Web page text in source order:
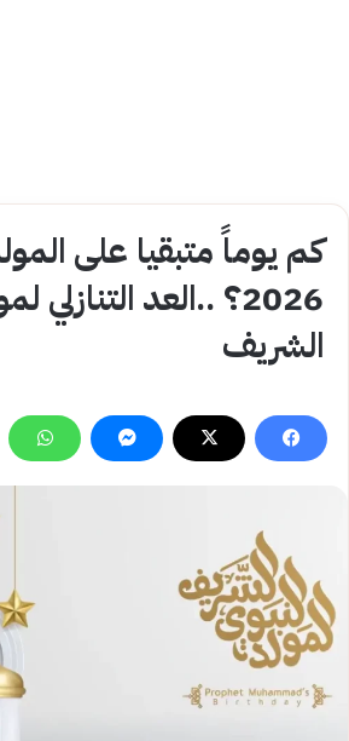
كم يوماً متبقيا على
2026؟ ..العد التنازلي
الشريف